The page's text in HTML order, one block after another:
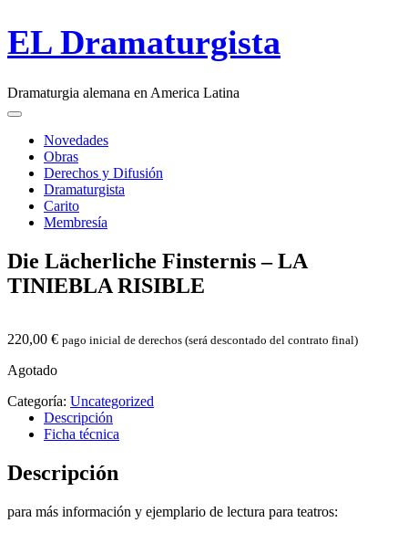
Skip
to
content
EL Dramaturgista
Dramaturgia alemana en America Latina
Menu
Novedades
Obras
Derechos y Difusión
Dramaturgista
Carito
Membresía
Die Lächerliche Finsternis –LA
TINIEBLA RISIBLE
220,00 € pago inicial de derechos (será descontado del contrato final)
Agotado
Categoría: Uncategorized
Descripción
Ficha técnica
Descripción
para más información y ejemplario de lectura para teatros: